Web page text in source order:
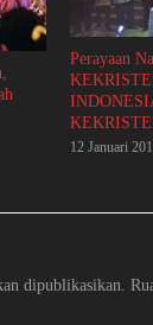
Perayaan
12 Januari
dipublikasikan.